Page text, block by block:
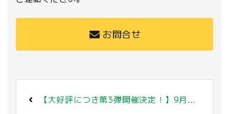
お問合せ
【大好評につき第3弾開催決定！】9月8日(月)・9日(火) 大阪・西日本支社内覧会のお知らせ